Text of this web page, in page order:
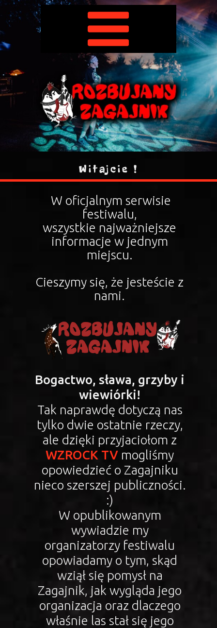
Bogactwo, sława, grzyby i
wiewiórki!
Tak naprawdę dotyczą nas
tylko dwie ostatnie rzeczy,
ale dzięki przyjaciołom z
WZROCK TV mogliśmy
opowiedzieć o Zagajniku
nieco szerszej publiczności.
:)
W opublikowanym
wywiadzie my
organizatorzy festiwalu
opowiadamy o tym, skąd
wziął się pomysł na
Zagajnik, jak wygląda jego
organizacja oraz dlaczego
właśnie las stał się jego
W oficjalnym serwisie
festiwalu,
wszystkie najważniejsze
informacje w jednym
miejscu.
Cieszymy się, że jesteście z
nami.
Witajcie !